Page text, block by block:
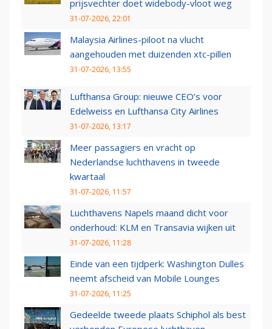
prijsvechter doet widebody-vloot weg
31-07-2026, 22:01
Malaysia Airlines-piloot na vlucht
aangehouden met duizenden xtc-pillen
31-07-2026, 13:55
Lufthansa Group: nieuwe CEO’s voor
Edelweiss en Lufthansa City Airlines
31-07-2026, 13:17
Meer passagiers en vracht op
Nederlandse luchthavens in tweede
kwartaal
31-07-2026, 11:57
Luchthavens Napels maand dicht voor
onderhoud: KLM en Transavia wijken uit
31-07-2026, 11:28
Einde van een tijdperk: Washington Dulles
neemt afscheid van Mobile Lounges
31-07-2026, 11:25
Gedeelde tweede plaats Schiphol als best